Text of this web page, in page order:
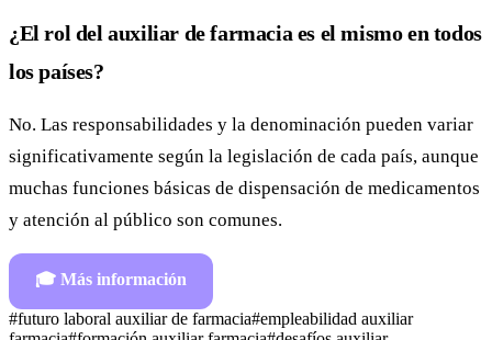
¿El rol del auxiliar de farmacia es el mismo en todos
los países?
No. Las responsabilidades y la denominación pueden variar
significativamente según la legislación de cada país, aunque
muchas funciones básicas de dispensación de medicamentos
y atención al público son comunes.
🎓 Más información
#futuro laboral auxiliar de farmacia#empleabilidad auxiliar